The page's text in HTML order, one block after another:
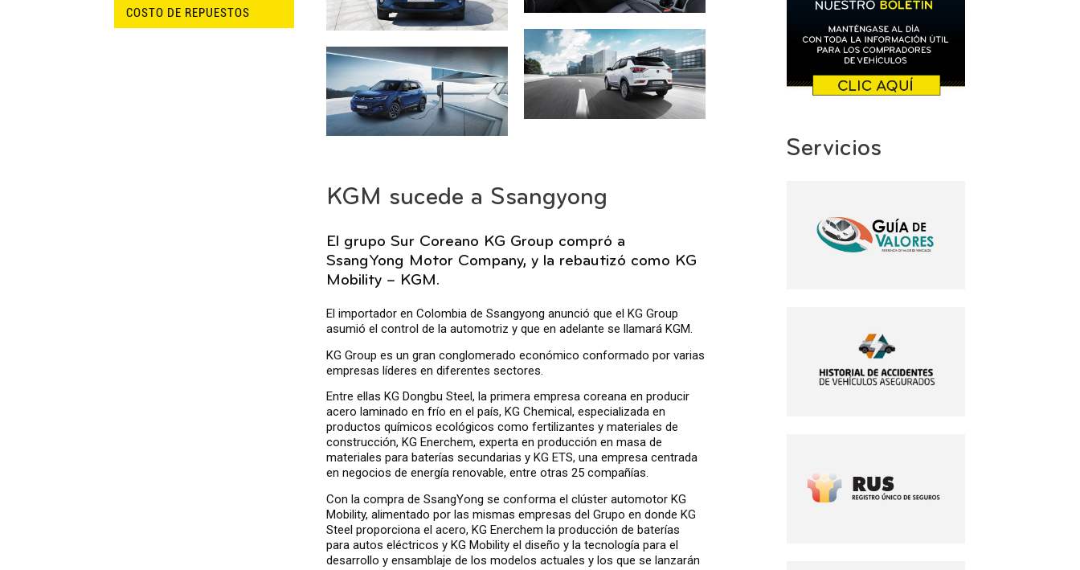
COSTO DE REPUESTOS
KGM sucede a Ssangyong
El grupo Sur Coreano KG Group compró a
SsangYong Motor Company, y la rebautizó como KG
Mobility – KGM.
El importador en Colombia de Ssangyong anunció que el KG Group
asumió el control de la automotriz y que en adelante se llamará KGM.
KG Group es un gran conglomerado económico conformado por varias
empresas líderes en diferentes sectores.
Entre ellas KG Dongbu Steel, la primera empresa coreana en producir
acero laminado en frío en el país, KG Chemical, especializada en
productos químicos ecológicos como fertilizantes y materiales de
construcción, KG Enerchem, experta en producción en masa de
materiales para baterías secundarias y KG ETS, una empresa centrada
en negocios de energía renovable, entre otras 25 compañías.
Con la compra de SsangYong se conforma el clúster automotor KG
Mobility, alimentado por las mismas empresas del Grupo en donde KG
Steel proporciona el acero, KG Enerchem la producción de baterías
para autos eléctricos y KG Mobility el diseño y la tecnología para el
desarrollo y ensamblaje de los modelos actuales y los que se lanzarán
Servicios